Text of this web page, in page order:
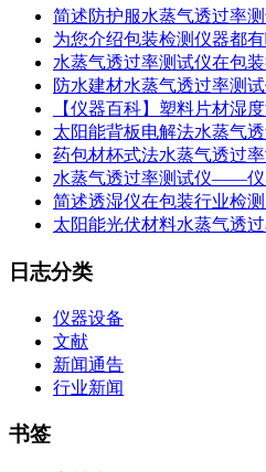
简述防护服水蒸气透过率
为您介绍包装检测仪器都
水蒸气透过率测试仪在包
防水建材水蒸气透过率测
【仪器百科】塑料片材湿
太阳能背板电解法水蒸气
药包材杯式法水蒸气透过
水蒸气透过率测试仪——仪
简述透湿仪在包装行业检
太阳能光伏材料水蒸气透
日志分类
仪器设备
文献
新闻通告
行业新闻
书签